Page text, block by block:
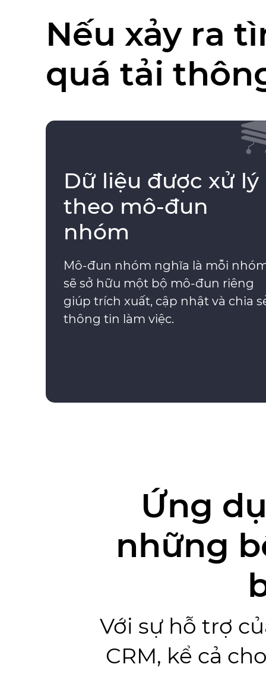
Nếu xảy ra
quá tải
Dữ liệu được xử lý
theo mô-đun
nhóm
Mô-đun nhóm nghĩa là mỗi
sẽ sở hữu một bộ mô-đun riêng
giúp trích xuất, cập nhật và chia
thông tin làm việc.
Ứng
những
Với sự hỗ trợ
CRM, kể cả